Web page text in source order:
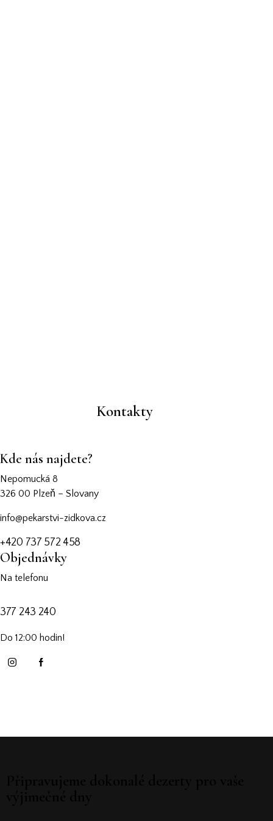
Kontakty
Kde nás najdete?
Nepomucká 8
326 00 Plzeň – Slovany
info@pekarstvi-zidkova.cz
+420 737 572 458
Objednávky
Na telefonu
377 243 240
Do 12:00 hodin!